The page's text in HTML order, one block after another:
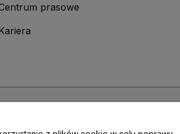
prasowe